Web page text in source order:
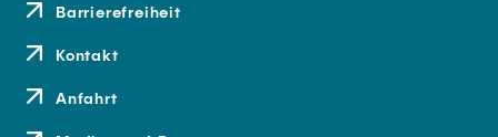
Barrierefreiheit
Kontakt
Anfahrt